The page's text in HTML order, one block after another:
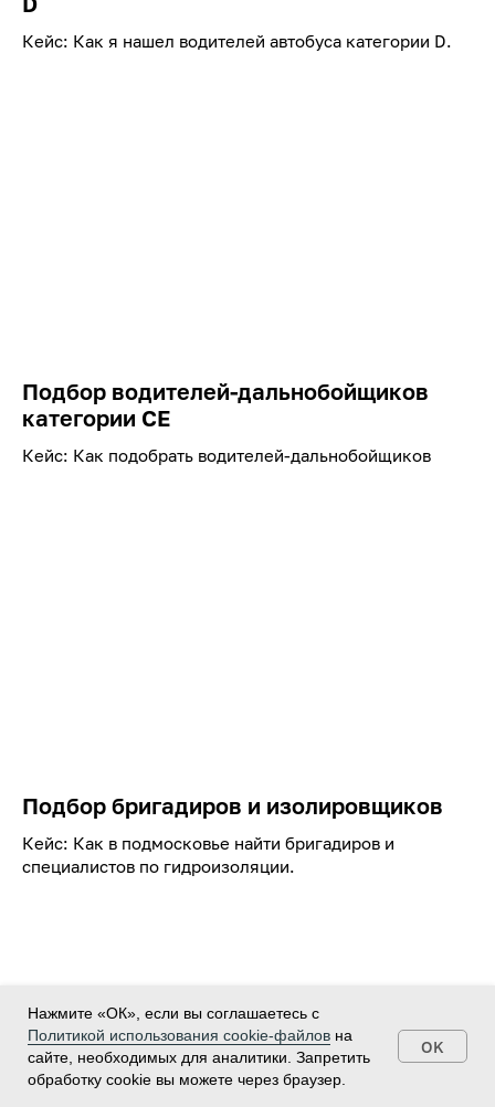
Кейс: Как я нашел водителей автобуса категории D.
Подбор водителей-дальнобойщиков
категории СЕ
Кейс: Как подобрать водителей-дальнобойщиков
Подбор бригадиров и изолировщиков
Кейс: Как в подмосковье найти бригадиров и
специалистов по гидроизоляции.
Нажмите «ОК», если вы соглашаетесь с
Политикой использования cookie-файлов на
сайте, необходимых для аналитики. Запретить
обработку cookie вы можете через браузер.
OK